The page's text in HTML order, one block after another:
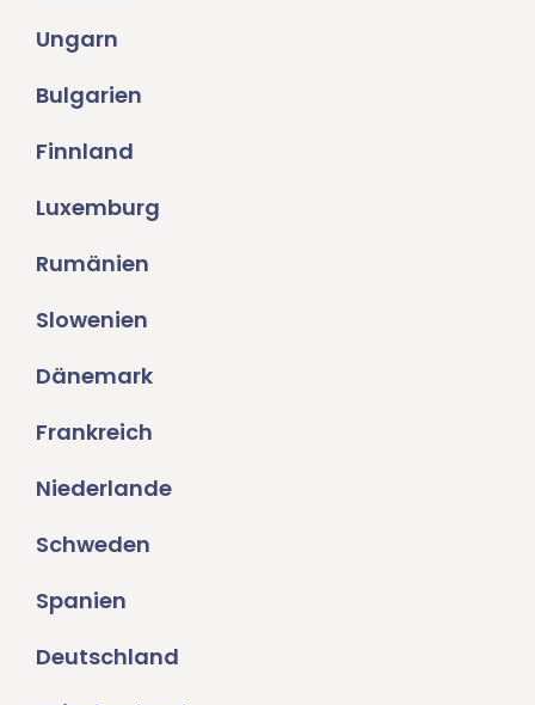
Ungarn
Bulgarien
Finnland
Luxemburg
Rumänien
Slowenien
Dänemark
Frankreich
Niederlande
Schweden
Spanien
Deutschland